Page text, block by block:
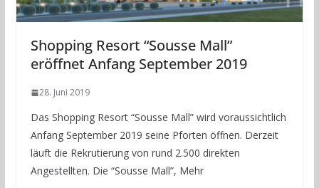
Shopping Resort “Sousse Mall”
eröffnet Anfang September 2019
28. Juni 2019
Das Shopping Resort “Sousse Mall” wird voraussichtlich
Anfang September 2019 seine Pforten öffnen. Derzeit
läuft die Rekrutierung von rund 2.500 direkten
Angestellten. Die “Sousse Mall”, Mehr